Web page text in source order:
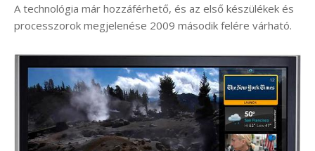
A technológia már hozzáférhető, és az első készülékek és
processzorok megjelenése 2009 második felére várható.